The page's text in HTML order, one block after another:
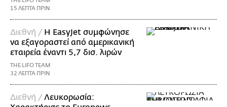
15 ΛΕΠΤΑ ΠΡΙΝ
Διεθνή / Η EasyJet συμφώνησε
να εξαγοραστεί από αμερικανική
εταιρεία έναντι 5,7 δισ. λιρών
THE LIFO TEAM
32 ΛΕΠΤΑ ΠΡΙΝ
Διεθνή /Λευκορωσία: